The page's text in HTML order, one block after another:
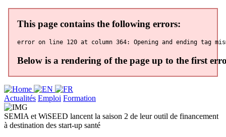
Actualités Emploi Formation
SEMIA et WiSEED lancent la saison 2 de leur outil de financement
à destination des start-up santé